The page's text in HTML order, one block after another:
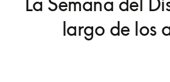
largo de los